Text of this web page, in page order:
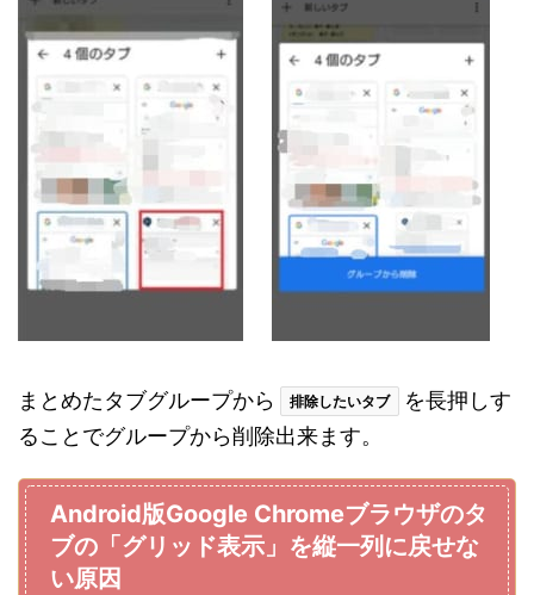
まとめたタブグループから 排除したいタブ
を長押しす
ることでグループから削除出来ます。
Android版Google Chromeブラウザのタ
ブの「グリッド表示」を縦一列に戻せな
い原因